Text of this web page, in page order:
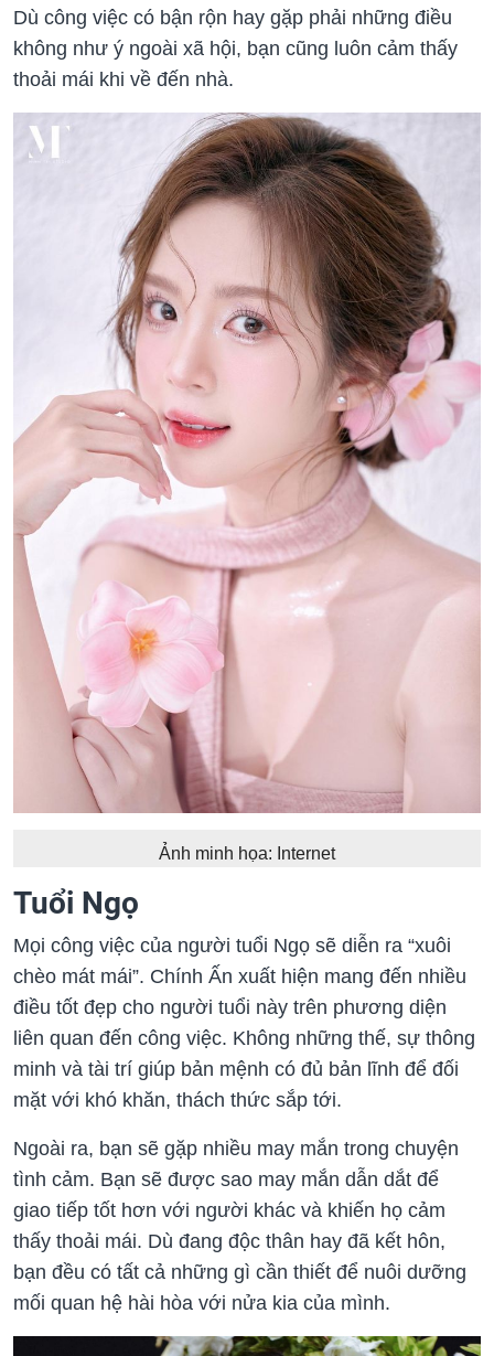
Dù công việc có bận rộn hay gặp phải những điều
không như ý ngoài xã hội, bạn cũng luôn cảm thấy
thoải mái khi về đến nhà.
Ảnh minh họa: Internet
Tuổi Ngọ
Mọi công việc của người tuổi Ngọ sẽ diễn ra “xuôi
chèo mát mái”. Chính Ấn xuất hiện mang đến nhiều
điều tốt đẹp cho người tuổi này trên phương diện
liên quan đến công việc. Không những thế, sự thông
minh và tài trí giúp bản mệnh có đủ bản lĩnh để đối
mặt với khó khăn, thách thức sắp tới.
Ngoài ra, bạn sẽ gặp nhiều may mắn trong chuyện
tình cảm. Bạn sẽ được sao may mắn dẫn dắt để
giao tiếp tốt hơn với người khác và khiến họ cảm
thấy thoải mái. Dù đang độc thân hay đã kết hôn,
bạn đều có tất cả những gì cần thiết để nuôi dưỡng
mối quan hệ hài hòa với nửa kia của mình.